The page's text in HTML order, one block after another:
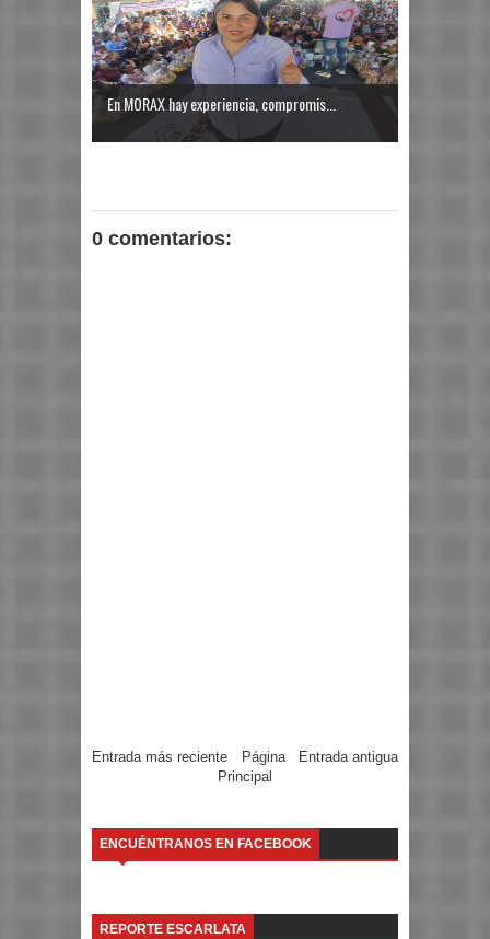
En MORAX hay experiencia, compromis...
0 comentarios:
Entrada más reciente Entrada antigua
Página
Principal
ENCUÉNTRANOS EN FACEBOOK
REPORTE ESCARLATA